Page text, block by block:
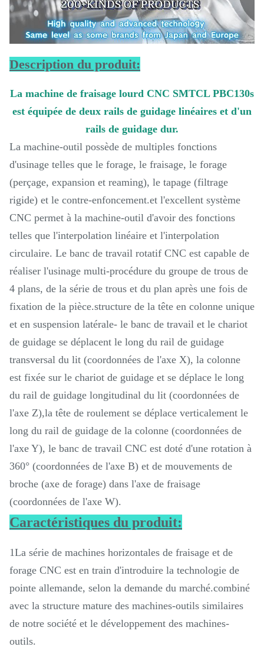
Description du produit:
La machine de fraisage lourd CNC SMTCL PBC130s
est équipée de deux rails de guidage linéaires et d'un
rails de guidage dur.
La machine-outil possède de multiples fonctions
d'usinage telles que le forage, le fraisage, le forage
(perçage, expansion et reaming), le tapage (filtrage
rigide) et le contre-enfoncement.et l'excellent système
CNC permet à la machine-outil d'avoir des fonctions
telles que l'interpolation linéaire et l'interpolation
circulaire. Le banc de travail rotatif CNC est capable de
réaliser l'usinage multi-procédure du groupe de trous de
4 plans, de la série de trous et du plan après une fois de
fixation de la pièce.structure de la tête en colonne unique
et en suspension latérale- le banc de travail et le chariot
de guidage se déplacent le long du rail de guidage
transversal du lit (coordonnées de l'axe X), la colonne
est fixée sur le chariot de guidage et se déplace le long
du rail de guidage longitudinal du lit (coordonnées de
l'axe Z),la tête de roulement se déplace verticalement le
long du rail de guidage de la colonne (coordonnées de
l'axe Y), le banc de travail CNC est doté d'une rotation à
360° (coordonnées de l'axe B) et de mouvements de
broche (axe de forage) dans l'axe de fraisage
(coordonnées de l'axe W).
Caractéristiques du produit:
1La série de machines horizontales de fraisage et de
forage CNC est en train d'introduire la technologie de
pointe allemande, selon la demande du marché.combiné
avec la structure mature des machines-outils similaires
de notre société et le développement des machines-
outils.